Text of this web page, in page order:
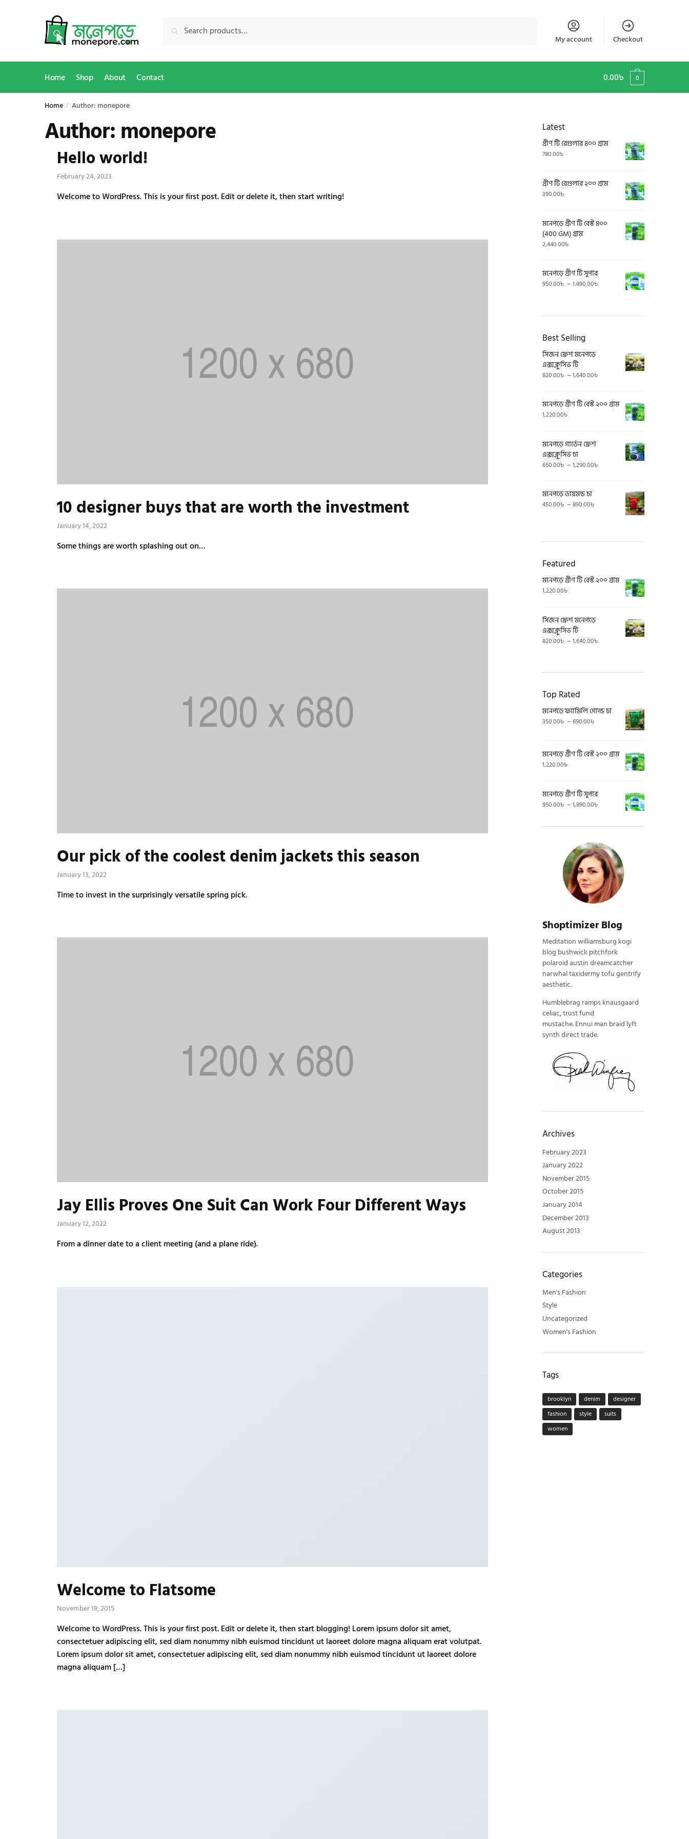
for:
Search
My account Checkout
Home Shop About Contact 0.00৳ 0
Home / Author: monepore
Author:monepore
Hello world!
February 24, 2023
Welcome to WordPress. This is your first post. Edit or delete it, then start writing!
10 designer buys that are worth the investment
January 14, 2022
Some things are worth splashing out on…
Our pick of the coolest denim jackets this season
January 13, 2022
Time to invest in the surprisingly versatile spring pick.
Jay Ellis Proves One Suit Can Work Four Different Ways
January 12, 2022
From a dinner date to a client meeting (and a plane ride).
Welcome to Flatsome
November 19, 2015
Welcome to WordPress. This is your first post. Edit or delete it, then start blogging! Lorem ipsum dolor sit amet,
consectetuer adipiscing elit, sed diam nonummy nibh euismod tincidunt ut laoreet dolore magna aliquam erat volutpat.
Lorem ipsum dolor sit amet, consectetuer adipiscing elit, sed diam nonummy nibh euismod tincidunt ut laoreet dolore
magna aliquam […]
Latest
গ্রীণ টি রেগুলার ৪০০ গ্রাম
780.00৳
গ্রীণ টি রেগুলার ২০০ গ্রাম
390.00৳
মনেপড়ে গ্রীণ টি বেস্ট ৪০০
(400 GM) গ্রাম
2,440.00৳
মনেপড়ে গ্রীণ টি সুপার
950.00৳ – 1,890.00৳
through
Best Selling
সিজন ফ্রেশ মনেপড়ে
এক্সক্লুসিভ টি
820.00৳ – 1,640.00৳
through
1,640.00৳
মনেপড়ে গ্রীণ টি বেস্ট ২০০ গ্রাম
1,220.00৳
মনেপড়ে গার্ডেন ফ্রেশ
এক্সক্লুসিভ চা
650.00৳ – 1,290.00৳
1,290.00৳
মনেপড়ে ডায়মন্ড চা
450.00৳ – 890.00৳
890.00৳
Featured
মনেপড়ে গ্রীণ টি বেস্ট ২০০ গ্রাম
1,220.00৳
সিজন ফ্রেশ মনেপড়ে
এক্সক্লুসিভ টি
820.00৳ – 1,640.00৳
through
Top Rated
মনেপড়ে ফ্যামিলি গোল্ড চা
350.00৳ – 690.00৳
through
মনেপড়ে গ্রীণ টি বেস্ট ২০০ গ্রাম
1,220.00৳
মনেপড়ে গ্রীণ টি সুপার
950.00৳ – 1,890.00৳
950.00৳
1,890.00৳
Shoptimizer Blog
Meditation williamsburg kogi
blog bushwick pitchfork
polaroid austin dreamcatcher
narwhal taxidermy tofu gentrify
aesthetic.
Humblebrag ramps knausgaard
celiac, trust fund
mustache. Ennui man braid lyft
synth direct trade.
Archives
February 2023
January 2022
November 2015
October 2015
January 2014
December 2013
August 2013
Categories
Men's Fashion
Style
Uncategorized
Women's Fashion
Tags
brooklyn denim
designer
fashion
style
suits
women